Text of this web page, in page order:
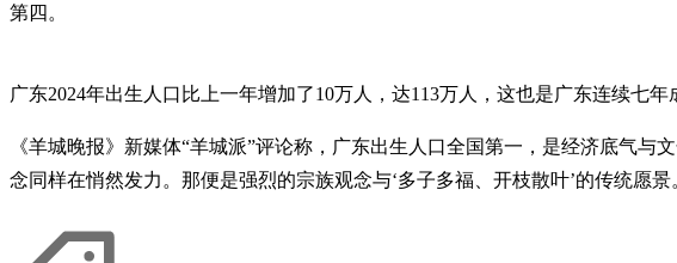
第四。
广东2024年出生人口比上一年增加了10万人，达113万人，这也是广东连续七
《羊城晚报》新媒体“羊城派”评论称，广东出生人口全国第一，是经济底气
念同样在悄然发力。那便是强烈的宗族观念与‘多子多福、开枝散叶’的传统愿景